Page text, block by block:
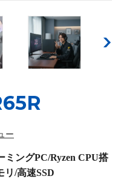
ー
ングPC/Ryzen CPU搭
リ/高速SSD